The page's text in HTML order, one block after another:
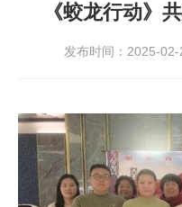
《蛟龙行动》
发布时间：2025-